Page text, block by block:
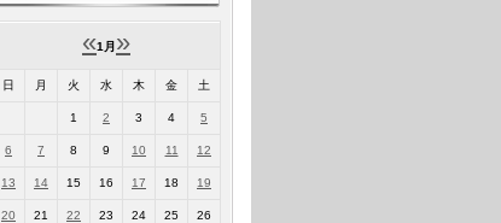
«1月 »
日 月 火 水 木 金 土
1 2 3 4 5
6 7 8 9 10 11 12
13 14 15 16 17 18 19
20 21 22 23 24 25 26